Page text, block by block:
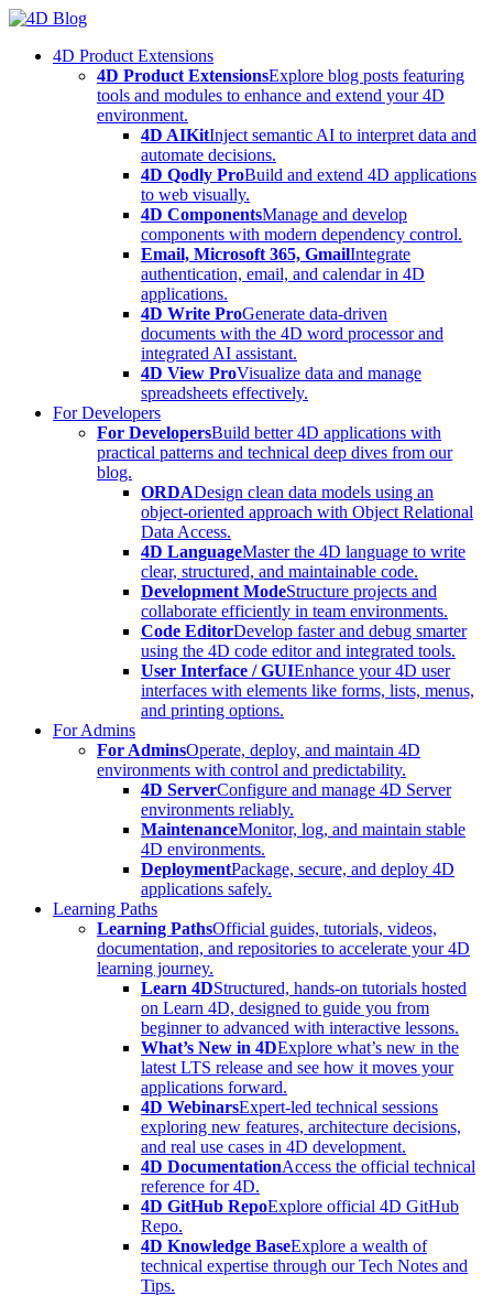
Skip
content4D Product Extensions
4D Product ExtensionsExplore blog posts featuring
tools and modules to enhance and extend your 4D
environment.
4D AIKitInject semantic AI to interpret data and
automate decisions.
4D Qodly ProBuild and extend 4D applications
to web visually.
4D ComponentsManage and develop
components with modern dependency control.
Email, Microsoft 365, GmailIntegrate
authentication, email, and calendar in 4D
applications.
4D Write ProGenerate data-driven
documents with the 4D word processor and
integrated AI assistant.
4D View ProVisualize data and manage
spreadsheets effectively.
For Developers
For DevelopersBuild better 4D applications with
practical patterns and technical deep dives from our
blog.
ORDADesign clean data models using an
object-oriented approach with Object Relational
Data Access.
4D LanguageMaster the 4D language to write
clear, structured, and maintainable code.
Development ModeStructure projects and
collaborate efficiently in team environments.
Code EditorDevelop faster and debug smarter
using the 4D code editor and integrated tools.
User Interface / GUIEnhance your 4D user
interfaces with elements like forms, lists, menus,
and printing options.
For Admins
For AdminsOperate, deploy, and maintain 4D
environments with control and predictability.
4D ServerConfigure and manage 4D Server
environments reliably.
MaintenanceMonitor, log, and maintain stable
4D environments.
DeploymentPackage, secure, and deploy 4D
applications safely.
Learning Paths
Learning PathsOfficial guides, tutorials, videos,
documentation, and repositories to accelerate your 4D
learning journey.
Learn 4DStructured, hands-on tutorials hosted
on Learn 4D, designed to guide you from
beginner to advanced with interactive lessons.
What’s New in 4DExplore what’s new in the
latest LTS release and see how it moves your
applications forward.
4D WebinarsExpert-led technical sessions
exploring new features, architecture decisions,
and real use cases in 4D development.
4D DocumentationAccess the official technical
reference for 4D.
4D GitHub RepoExplore official 4D GitHub
Repo.
4D Knowledge BaseExplore a wealth of
technical expertise through our Tech Notes and
Tips.